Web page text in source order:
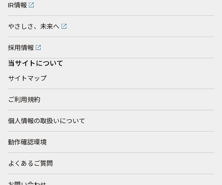
IR情報
やさしさ、未来へ
採用情報
当サイトについて
サイトマップ
ご利用規約
個人情報の取扱いについて
動作確認環境
よくあるご質問